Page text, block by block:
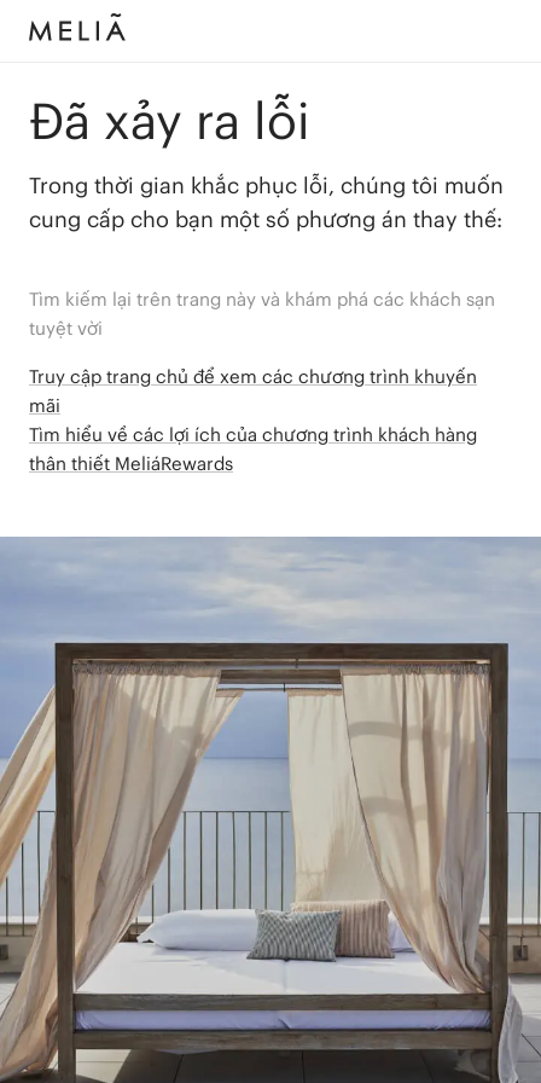
Đã xảy ra lỗi
Trong thời gian khắc phục lỗi, chúng tôi muốn
cung cấp cho bạn một số phương án thay thế:
Tìm kiếm lại trên trang này và khám phá các khách sạn
tuyệt vời
Truy cập trang chủ để xem các chương trình khuyến
mãi
Tìm hiểu về các lợi ích của chương trình khách hàng
thân thiết MeliáRewards